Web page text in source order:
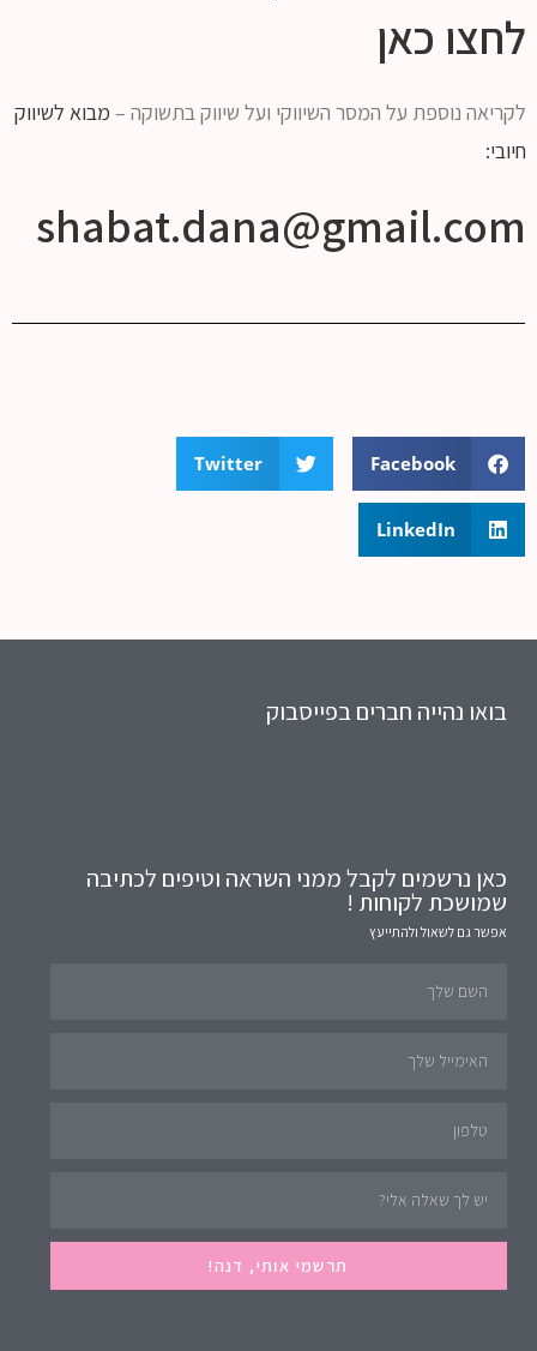
לחצו כאן
לקריאה נוספת על המסר השיווקי ועל שיווק בתשוקה – מבוא לשיווק
חיובי:
shabat.dana@gmail.com
Facebook
Twitter
LinkedIn
בואו נהייה חברים בפייסבוק
כאן נרשמים לקבל ממני השראה וטיפים לכתיבה
שמושכת לקוחות !
אפשר גם לשאול ולהתייעץ
תרשמי אותי, דנה!